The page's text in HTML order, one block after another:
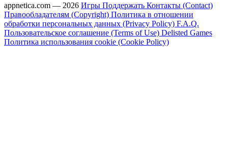
appnetica.com — 2026 Игры Поддержать Контакты (Contact)
Правообладателям (Copyright) Политика в отношении
обработки персональных данных (Privacy Policy) F.A.Q.
Пользовательское соглашение (Terms of Use) Delisted Games
Политика использования cookie (Cookie Policy)